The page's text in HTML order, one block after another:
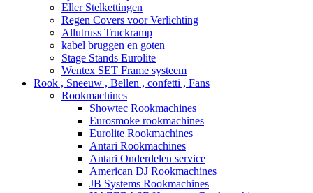
Eller Stelkettingen
Regen Covers voor Verlichting
Allutruss Truckramp
kabel bruggen en goten
Stage Stands Eurolite
Wentex SET Frame systeem
Rook , Sneeuw , Bellen , confetti , Fans
Rookmachines
Showtec Rookmachines
Eurosmoke rookmachines
Eurolite Rookmachines
Antari Rookmachines
Antari Onderdelen service
American DJ Rookmachines
JB Systems Rookmachines